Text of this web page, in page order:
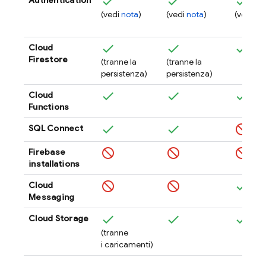
(vedi nota) (vedi nota) (vedi
Cloud
Firestore
(tranne la
persistenza)
(tranne la
persistenza)
Cloud
Functions
SQL Connect
Firebase
installations
Cloud
Messaging
Cloud Storage
(tranne
i caricamenti)